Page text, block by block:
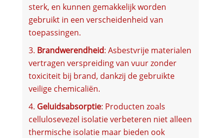
sterk, en kunnen gemakkelijk worden
gebruikt in een verscheidenheid van
toepassingen.
Brandwerendheid: Asbestvrije materialen
vertragen verspreiding van vuur zonder
toxiciteit bij brand, dankzij de gebruikte
veilige chemicaliën.
Geluidsabsorptie: Producten zoals
cellulosevezel isolatie verbeteren niet alleen
thermische isolatie maar bieden ook